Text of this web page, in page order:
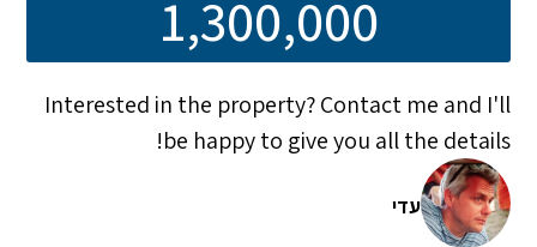
1,300,000
Interested in the property? Contact me and I'll
be happy to give you all the details!
עדי